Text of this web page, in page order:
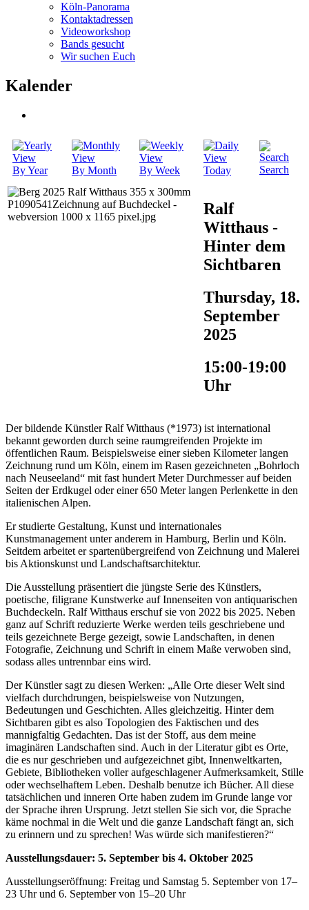
Köln-Panorama
Kontaktadressen
Videoworkshop
Bands gesucht
Wir suchen Euch
Kalender
By Year By Month By Week Today Search
Ralf
Witthaus -
Hinter dem
Sichtbaren
Thursday, 18.
September
2025
15:00-19:00
Uhr
Der bildende Künstler Ralf Witthaus (*1973) ist international
bekannt geworden durch seine raumgreifenden Projekte im
öffentlichen Raum. Beispielsweise einer sieben Kilometer langen
Zeichnung rund um Köln, einem im Rasen gezeichneten „Bohrloch
nach Neuseeland“ mit fast hundert Meter Durchmesser auf beiden
Seiten der Erdkugel oder einer 650 Meter langen Perlenkette in den
italienischen Alpen.
Er studierte Gestaltung, Kunst und internationales
Kunstmanagement unter anderem in Hamburg, Berlin und Köln.
Seitdem arbeitet er spartenübergreifend von Zeichnung und Malerei
bis Aktionskunst und Landschaftsarchitektur.
Die Ausstellung präsentiert die jüngste Serie des Künstlers,
poetische, filigrane Kunstwerke auf Innenseiten von antiquarischen
Buchdeckeln. Ralf Witthaus erschuf sie von 2022 bis 2025. Neben
ganz auf Schrift reduzierte Werke werden teils geschriebene und
teils gezeichnete Berge gezeigt, sowie Landschaften, in denen
Fotografie, Zeichnung und Schrift in einem Maße verwoben sind,
sodass alles untrennbar eins wird.
Der Künstler sagt zu diesen Werken: „Alle Orte dieser Welt sind
vielfach durchdrungen, beispielsweise von Nutzungen,
Bedeutungen und Geschichten. Alles gleichzeitig. Hinter dem
Sichtbaren gibt es also Topologien des Faktischen und des
mannigfaltig Gedachten. Das ist der Stoff, aus dem meine
imaginären Landschaften sind. Auch in der Literatur gibt es Orte,
die es nur geschrieben und aufgezeichnet gibt, Innenweltkarten,
Gebiete, Bibliotheken voller aufgeschlagener Aufmerksamkeit, Stille
oder wechselhaftem Leben. Deshalb benutze ich Bücher. All diese
tatsächlichen und inneren Orte haben zudem im Grunde lange vor
der Sprache ihren Ursprung. Jetzt stellen Sie sich vor, die Sprache
käme nochmal in die Welt und die ganze Landschaft fängt an, sich
zu erinnern und zu sprechen! Was würde sich manifestieren?“
Ausstellungsdauer: 5. September bis 4. Oktober 2025
Ausstellungseröffnung: Freitag und Samstag 5. September von 17–
23 Uhr und 6. September von 15–20 Uhr